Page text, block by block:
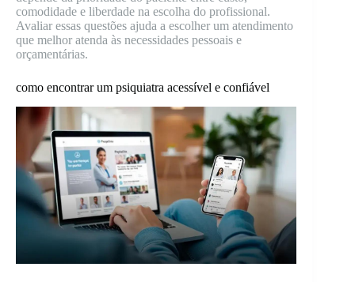
comodidade e liberdade na escolha do profissional.
Avaliar essas questões ajuda a escolher um atendimento
que melhor atenda às necessidades pessoais e
orçamentárias.
como encontrar um psiquiatra acessível e confiável